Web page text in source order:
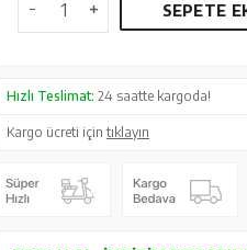
SEPETE
Hızlı Teslimat: 24 saatte kargoda!
Kargo ücreti içintıklayın